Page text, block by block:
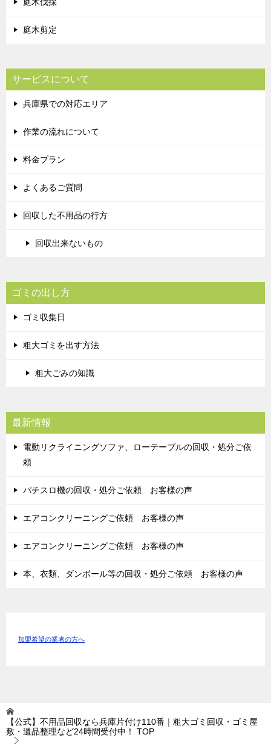
庭木伐採
庭木剪定
サービスについて
兵庫県での対応エリア
作業の流れについて
料金プラン
よくあるご質問
回収した不用品の行方
回収出来ないもの
ゴミの出し方
ゴミ収集日
粗大ゴミを出す方法
粗大ごみの知識
最新情報
電動リクライニングソファ、ローテーブルの回収・処分ご依
頼
パチスロ機の回収・処分ご依頼 お客様の声
エアコンクリーニングご依頼 お客様の声
エアコンクリーニングご依頼 お客様の声
本、衣類、ダンボール等の回収・処分ご依頼 お客様の声
加盟希望の業者の方へ
【公式】不用品回収なら兵庫片付け110番｜粗大ゴミ回収・ゴミ屋
敷・遺品整理など24時間受付中！
TOP